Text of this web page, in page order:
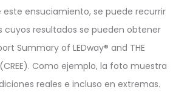
este ensuciamiento, se puede recurrir
cuyos resultados se pueden obtener
Summary of LEDway® and THE
(CREE). Como ejemplo, la foto muestra
reales e incluso en extremas.